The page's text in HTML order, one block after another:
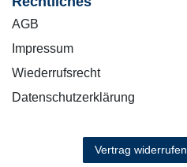
AGB
Impressum
Wiederrufsrecht
Datenschutzerklärung
Vertrag widerrufen